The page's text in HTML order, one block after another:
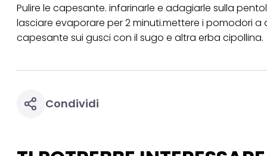
Pulire le capesante. infarinarle e adagiarle sulla
lasciare evaporare per 2 minuti.mettere i pomodori
capesante sui gusci con il sugo e altra erba cipollina.
Condividi
Puoi trovare
collegata nel piè di
qualsiasi
collegata nel piè di